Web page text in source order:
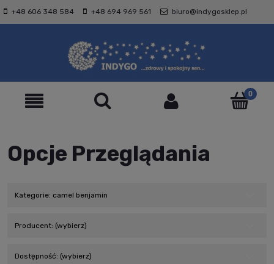
+48 606 348 584 +48 694 969 561 biuro@indygosklep.pl
Opcje Przeglądania
Kategorie: camel benjamin
Producent: (wybierz)
Dostępność: (wybierz)